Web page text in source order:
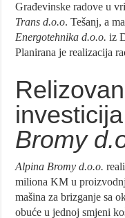
Građevinske radove u
Trans d.o.o. Tešanj, a
Energotehnika d.o.o. iz
Planirana je realizacija
Bromy
Alpina Bromy d.o.o.
miliona KM u
mašina za brizganje sa
obuće u jednoj smjeni